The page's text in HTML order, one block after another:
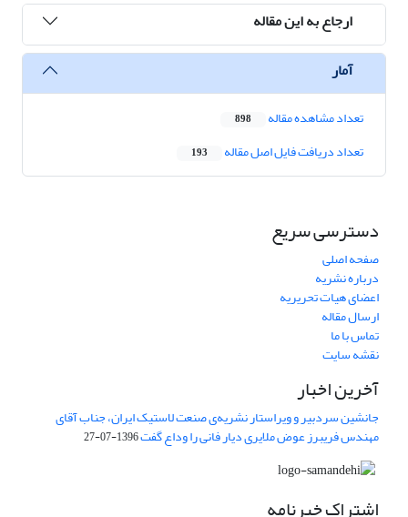
ارجاع به این مقاله
آمار
تعداد مشاهده مقاله 898
تعداد دریافت فایل اصل مقاله 193
دسترسی سریع
صفحه اصلی
درباره نشریه
اعضای هیات تحریریه
ارسال مقاله
تماس با ما
نقشه سایت
آخرین اخبار
جانشین سردبیر و ویراستار نشریه‌ی صنعت لاستیک ایران، جناب آقای
مهندس فریبرز عوض ملایری دیار فانی را وداع گفت1396-07-27
اشتراک خبرنامه